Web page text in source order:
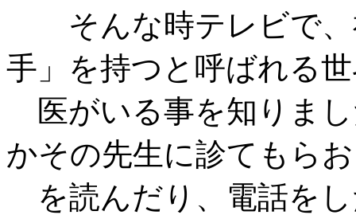
そんな時テレビで、
手」を持つと呼ばれる
医がいる事を知りま
かその先生に診てもら
を読んだり、電話を